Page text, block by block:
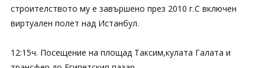
строителството му е завършено през 2010 г.С включен
виртуален полет над Истанбул.
12:15ч. Посещение на площад Таксим,кулата Галата и